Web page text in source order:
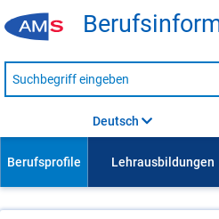
Suche
nach
Deutsch